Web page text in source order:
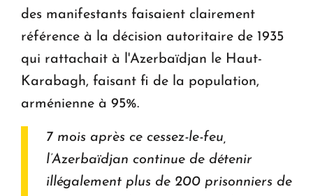
des manifestants faisaient clairement
référence à la décision autoritaire de 1935
qui rattachait à l'Azerbaïdjan le Haut-
Karabagh, faisant fi de la population,
arménienne à 95%.
7 mois après ce cessez-le-feu,
l’Azerbaïdjan continue de détenir
illégalement plus de 200 prisonniers de